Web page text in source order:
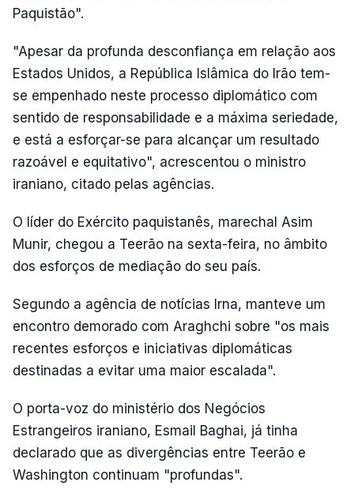
Paquistão".
"Apesar da profunda desconfiança em relação aos
Estados Unidos, a República Islâmica do Irão tem-
se empenhado neste processo diplomático com
sentido de responsabilidade e a máxima seriedade,
e está a esforçar-se para alcançar um resultado
razoável e equitativo", acrescentou o ministro
iraniano, citado pelas agências.
O líder do Exército paquistanês, marechal Asim
Munir, chegou a Teerão na sexta-feira, no âmbito
dos esforços de mediação do seu país.
Segundo a agência de notícias Irna, manteve um
encontro demorado com Araghchi sobre "os mais
recentes esforços e iniciativas diplomáticas
destinadas a evitar uma maior escalada".
O porta-voz do ministério dos Negócios
Estrangeiros iraniano, Esmail Baghai, já tinha
declarado que as divergências entre Teerão e
Washington continuam "profundas".